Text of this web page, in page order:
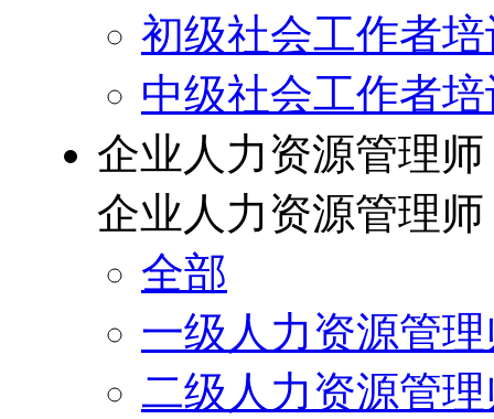
初级社会工作者
中级社会工作者
企业人力资源管理师
企业人力资源管理师
全部
一级人力资源管
二级人力资源管